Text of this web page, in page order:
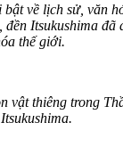
về lịch sử, văn
đền Itsukushima
thế giới.
vật thiêng trong